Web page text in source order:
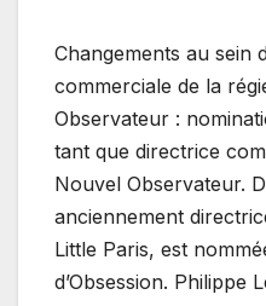
Changements au sein
commerciale de la
Observateur :
tant que directrice
Nouvel Observateur.
anciennement
Little Paris, est
d’Obsession. Philippe